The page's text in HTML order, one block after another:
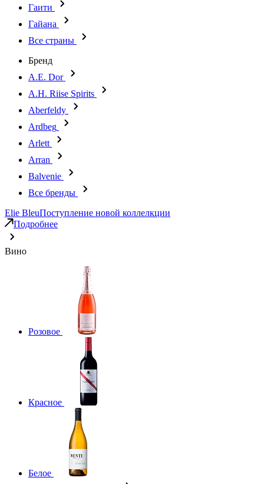
Гаити
Гайана
Все страны
Бренд
A.E. Dor
A.H. Riise Spirits
Aberfeldy
Ardbeg
Arlett
Arran
Balvenie
Все бренды
Elie BleuПоступление новой коллелкции
Подробнее
Вино
Розовое
Красное
Белое